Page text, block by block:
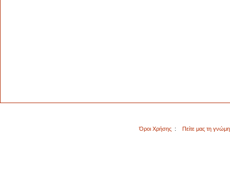
Όροι Χρήσης : Πείτε μας τη